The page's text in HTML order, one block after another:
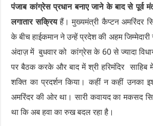
पंजाब कांग्रेस प्रधान बनाए जाने के बाद से पूर्व
लगातार सक्रियहैं। मुख्यमंत्री कैप्टन अमरिंदर
के बीच हाईकमान ने उन्हें प्रदेश की अहम जिम्मेदारी
अंदाज़ में बुधवार को कांग्रेस के 60 से ज्यादा
पर बैठक करके और बाद में श्री हरिमंदिर साहिब
शक्ति का प्रदर्शन किया। कहीं न कहीं उनका
अमरिंदर की ओर था। सारी कवायद का मकसद
था कि अब हवा का रुख बदल रहा है।